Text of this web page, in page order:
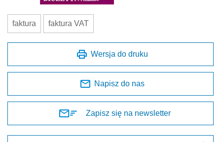
faktura faktura VAT
Wersja do druku
Napisz do nas
Zapisz się na newsletter